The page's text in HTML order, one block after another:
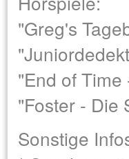
"Greg's
"End of
"Foster - Die
Sonstige